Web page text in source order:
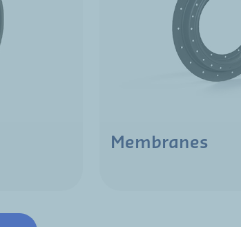
Membranes